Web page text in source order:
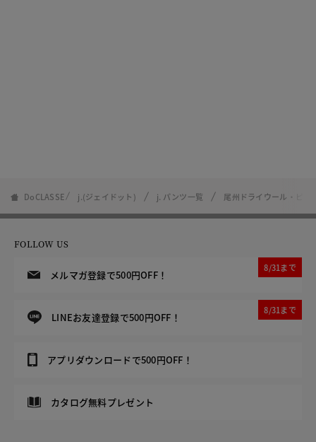
DoCLASSE j.(ジェイドット) j. パンツ一覧 尾州ドライウール・ピン
FOLLOW US
メルマガ登録で500円OFF！
8/31まで
LINEお友達登録で500円OFF！
8/31まで
アプリダウンロードで500円OFF！
カタログ無料プレゼント